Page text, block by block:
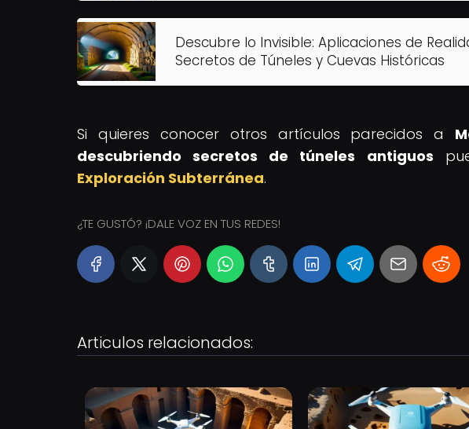
Descubre lo Invisible: Aplicaciones de
Secretos de Túneles y Cuevas Históricas
Si quieres conocer otros artículos parecidos a
descubriendo secretos de túneles antiguos
Exploración Subterránea.
¿TE GUSTÓ? ¡DALE VOZ EN TUS REDES!
Articulos relacionados: